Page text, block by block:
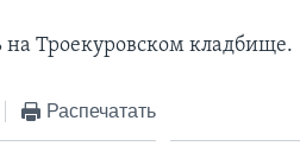
на Троекуровском кладбище.
Распечатать